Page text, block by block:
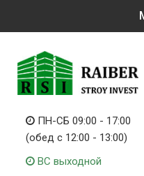
ПН-СБ 09:00 - 17:00
(обед с 12:00 - 13:00)
ВС выходной